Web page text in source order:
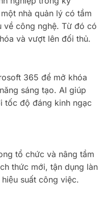
nhà quản lý có tầm
về công nghệ. Từ đó có
và vượt lên đối thủ.
365 để mở khóa
sáng tạo. AI giúp
độ đáng kinh ngạc
tổ chức và nâng tầm
thức mới, tận dụng làn
suất công việc.